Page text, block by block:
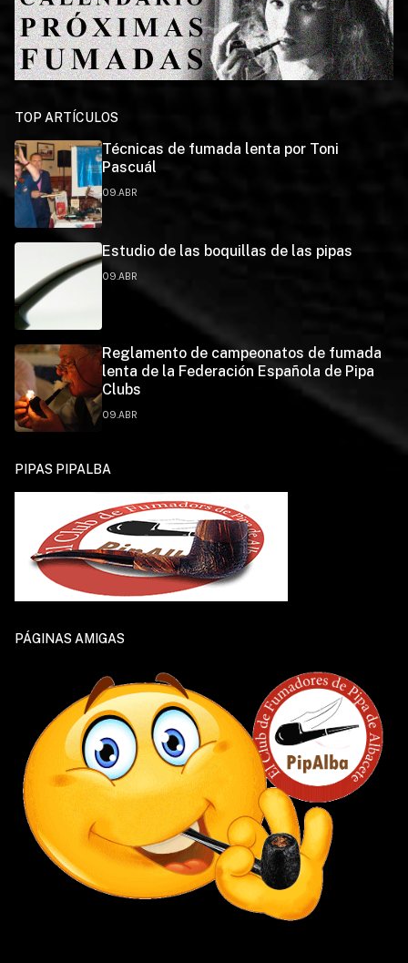
TOP ARTÍCULOS
Técnicas de fumada lenta por Toni
Pascuál
09.ABR
Estudio de las boquillas de las pipas
09.ABR
Reglamento de campeonatos de fumada
lenta de la Federación Española de Pipa
Clubs
09.ABR
PIPAS PIPALBA
PÁGINAS AMIGAS